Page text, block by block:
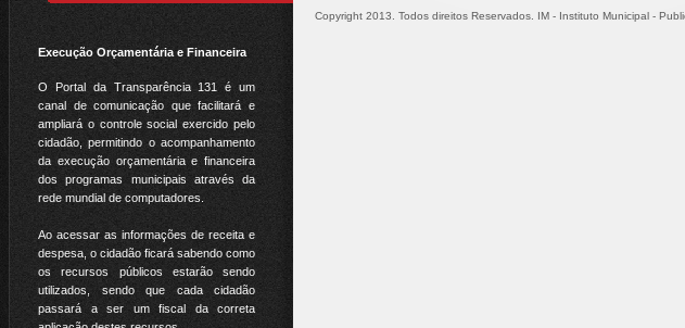
Execução Orçamentária e Financeira
O Portal da Transparência 131 é um
canal de comunicação que facilitará e
ampliará o controle social exercido pelo
cidadão, permitindo o acompanhamento
da execução orçamentária e financeira
dos programas municipais através da
rede mundial de computadores.
Ao acessar as informações de receita e
despesa, o cidadão ficará sabendo como
os recursos públicos estarão sendo
utilizados, sendo que cada cidadão
passará a ser um fiscal da correta
Copyright 2013. Todos direitos Reservados. IM - Instituto Municipal -